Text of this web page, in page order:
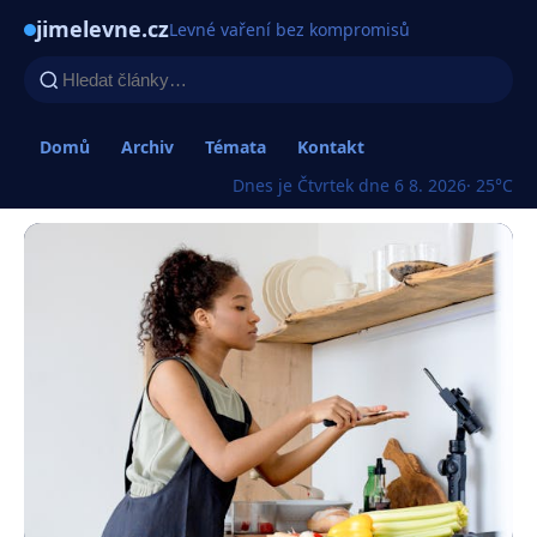
jimelevne.czLevné vaření bez kompromisů
Domů Archiv Témata
Kontakt
Dnes je Čtvrtek dne 6 8. 2026· 25°C